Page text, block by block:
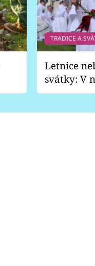
TRADICE A
Letnice
svátky: V
pondělí